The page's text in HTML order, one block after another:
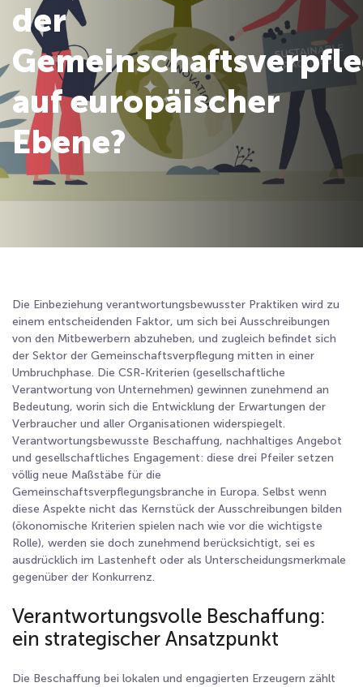
der
auf europäischer
Ebene?
Die Einbeziehung verantwortungsbewusster Praktiken wird zu
einem entscheidenden Faktor, um sich bei Ausschreibungen
von den Mitbewerbern abzuheben, und zugleich befindet sich
der Sektor der Gemeinschaftsverpflegung mitten in einer
Umbruchphase. Die CSR-Kriterien (gesellschaftliche
Verantwortung von Unternehmen) gewinnen zunehmend an
Bedeutung, worin sich die Entwicklung der Erwartungen der
Verbraucher und aller Organisationen widerspiegelt.
Verantwortungsbewusste Beschaffung, nachhaltiges Angebot
und gesellschaftliches Engagement: diese drei Pfeiler setzen
völlig neue Maßstäbe für die
Gemeinschaftsverpflegungsbranche in Europa. Selbst wenn
diese Aspekte nicht das Kernstück der Ausschreibungen bilden
(ökonomische Kriterien spielen nach wie vor die wichtigste
Rolle), werden sie doch zunehmend berücksichtigt, sei es
ausdrücklich im Lastenheft oder als Unterscheidungsmerkmale
gegenüber der Konkurrenz.
Verantwortungsvolle Beschaffung:
ein strategischer Ansatzpunkt
Die Beschaffung bei lokalen und engagierten Erzeugern zählt